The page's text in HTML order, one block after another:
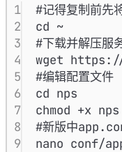
1
#记得复制前先
2
cd ~
3
#下载并解压服
4
wget
5
#编辑配置文件
6
cd nps
7
chmod +x nps
8
#新版中
9
nano conf/